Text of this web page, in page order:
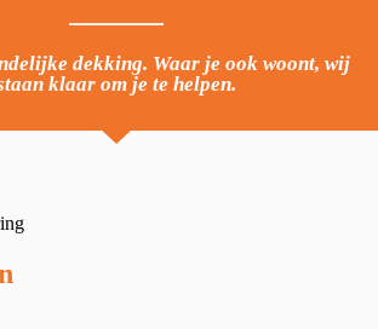
dekking. Waar je ook woont, wij
klaar om je te helpen.